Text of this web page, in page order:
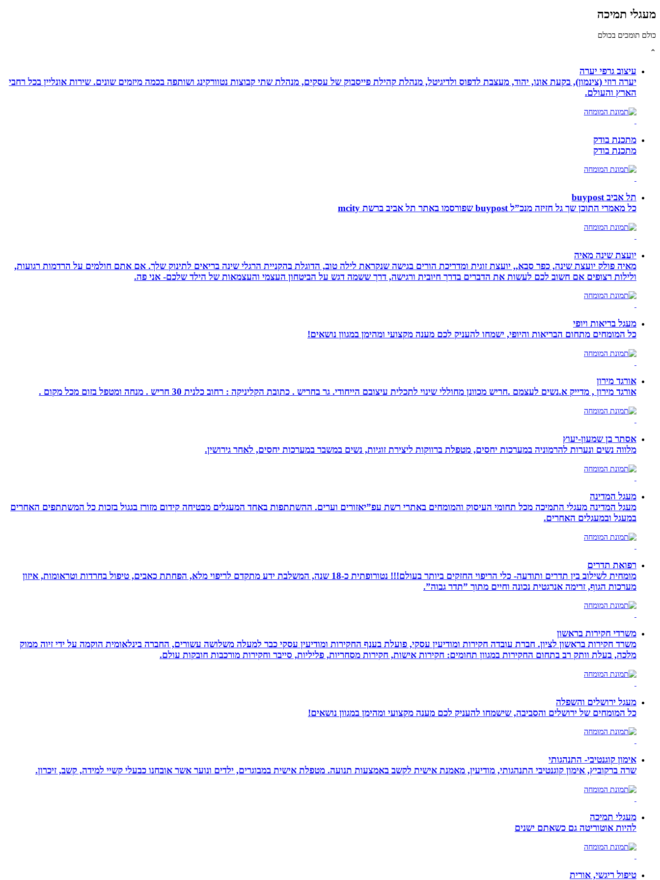
מעגלי תמיכה
כולם תומכים בכולם
⌃
עיצוב גרפי יערה
יערה רוזי (צינמון), בקעת אונו, יהוד, מעצבת לדפוס ולדיגיטל, מנהלת קהילת פייסבוק של עסקים, מנהלת שתי קבוצות נטוורקינג ושותפה בכמה מיזמים שונים. שירות אונליין בכל רחבי
הארץ והעולם.
מתכנת בודק
מתכנת בודק
תל אביב buypost
כל מאמרי התוכן שך גל חזיזה מנכ”ל buypost שפורסמו באתר תל אביב ברשת mcity
יועצת שינה מאיה
מאיה פולק יועצת שינה, כפר סבא,, יועצת זוגית ומדריכת הורים בגישה שנקראת לילה טוב, הדוגלת בהקניית הרגלי שינה בריאים לתינוק שלך. אם אתם חולמים על הרדמות רגועות,
ולילות רצופים אם חשוב לכם לעשות את הדברים בדרך חיובית ורגישה, דרך ששמה דגש על הביטחון העצמי והעצמאות של הילד שלכם- אני פה.
מעגל בריאות ויופי
כל המומחים מתחום הבריאות והיופי, ישמחו להעניק לכם מענה מקצועי ומהימן במגוון נושאים!
אורגד מירון
אורגד מירון , מדייק א.נשים לעצמם .חריש מכוונן מחוללי שינוי לתכלית עיצובם הייחודי. גר בחריש . כתובת הקליניקה : רחוב כלנית 30 חריש . מנחה ומטפל בזום מכל מקום .
אסתר בן שמעון-יעוץ
מלווה נשים ונערות להרמוניה במערכות יחסים, מטפלת ברווקות ליצירת זוגיות, נשים במשבר במערכות יחסים, לאחר גירושין.
מעגל המדינה
מעגל המדינה מעגלי התמיכה מכל תחומי העיסוק והמומחים באתרי רשת עפ”יאזורים וערים. ההשתתפות באחד המעגלים מבטיחה קידום מזורז בגגול בזכות כל המשתתפים האחרים
במעגל ובמעגלים האחרים.
רפואת תדרים
מומחית לשילוב בין תדרים ותודעה- כלי הריפוי החזקים ביותר בעולם!!! נטורופתית כ-18 שנה, המשלבת ידע מתקדם לריפוי מלא, הפחתת כאבים, טיפול בחרדות וטראומות, איזון
מערכות הגוף, זרימה אנרגטית נכונה וחיים מתוך ”תדר גבוה”.
משרדי חקירות בראשון
משרד חקירות בראשון לציון. חברת עובדה חקירות ומודיעין עסקי, פועלת בענף החקירות ומודיעין עסקי כבר למעלה משלושה עשורים, החברה בינלאומית הוקמה על ידי זיוה ממוק
מלכה, בעלת וותק רב בתחום החקירות במגוון תחומים: חקירות אישות, חקירות מסחריות, פליליות, סייבר וחקירות מורכבות חובקות עולם.
מעגל ירושלים והשפלה
כל המומחים של ירושלים והסביבה, שישמחו להעניק לכם מענה מקצועי ומהימן במגוון נושאים!
אימון קוגנטיבי- התנהגותי
שרה ברקוביץ, אימון קוגנטיבי התנהגותי, מודיעין, מאמנת אישית לקשב באמצעות תנועה. מטפלת אישית במבוגרים, ילדים ונוער אשר אובחנו כבעלי קשיי למידה, קשב, זיכרון.
מעגלי תמיכה
להיות אוטוריטה גם כשאתם ישנים
טיפול ריגשי, אורית